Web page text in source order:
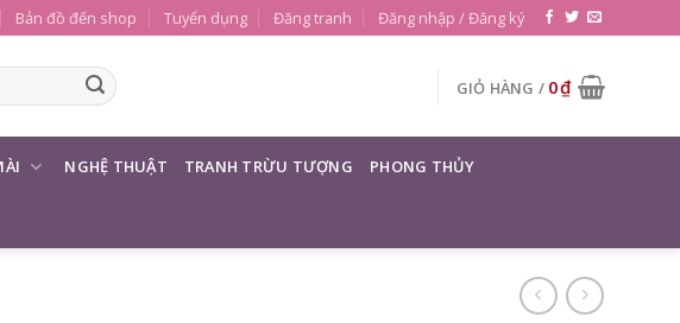
Bản đồ đến shop Tuyển dụng Đăng tranh Đăng nhập / Đăng ký
GIỎ HÀNG / 0₫
NGHỆ THUẬT TRANH TRỪU TƯỢNG PHONG THỦY